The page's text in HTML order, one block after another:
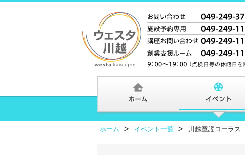
ホーム イベント一覧 川越童謡コーラス